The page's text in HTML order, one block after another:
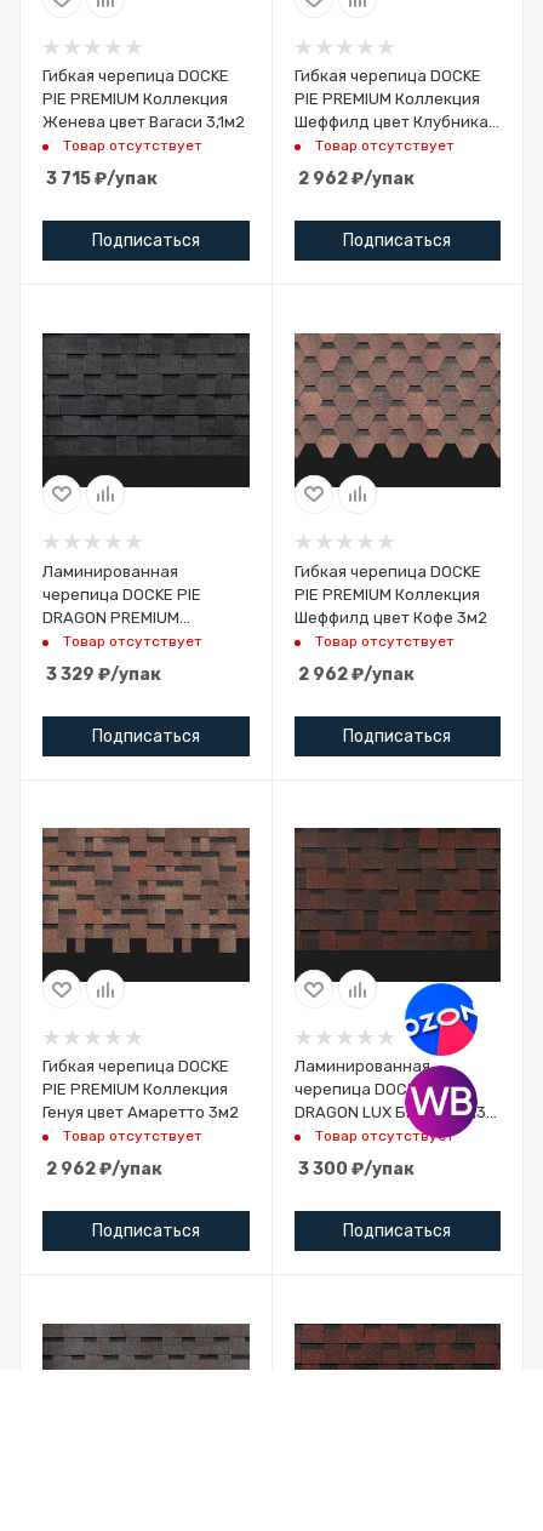
Гибкая черепица DOCKE
PIE PREMIUM Коллекция
Женева цвет Вагаси 3,1м2
Товар отсутствует
3 715₽/упак
Подписаться
Гибкая черепица DOCKE
PIE PREMIUM Коллекция
Шеффилд цвет Клубника
3м2Товар отсутствует
2 962₽/упак
Подписаться
Ламинированная
черепица DOCKE PIE
DRAGON PREMIUM
Ежевика 2,38 м2
Товар отсутствует
3 329 ₽/упак
Подписаться
Гибкая черепица DOCKE
PIE PREMIUM Коллекция
Шеффилд цвет Кофе 3м2
Товар отсутствует
2 962₽/упак
Подписаться
Гибкая черепица DOCKE
PIE PREMIUM Коллекция
Генуя цвет Амаретто 3м2
Товар отсутствует
2 962₽/упак
Подписаться
Ламинированная
черепица DOCKE PIE
DRAGON LUX Бисквит 2,38
м2 Товар отсутствует
3 300 ₽/упак
Подписаться